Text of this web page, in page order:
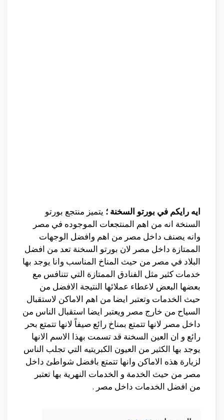
ايه رايكم في بورتو السخنة ؛ يتميز منتجع بورتو
السنخة انه من اهم المنتجعات الموجوده في مصر
وانه يصنف داخل مصر من اهم وافضل الوجهات
الممتازة داخل مصر لان بورتو السخنة تعد من افضل
البلاد في مصر من حيث المناخ المناسب وانا يوجد بها
خدمات كثير مثل الفنادق الممتازة التي تتنافس مع
بعضها البعض لاعطاء عملائها النتيجة الافضل من
حيث الخدمات وتعتبر ايضا من اهم الاماكن لاستقبال
السياح من خارج مصر ويعتبر ايضا استقبال الناس من
داخل مصر لانها تتمتع بمناخ رائع صيفاً لانها تتمتع بحر
رائع و ان العين السخنة قد تسمت بهذا الاسم الانها
يوجد بها الكثير من العيون الكبريتيه التي تجلب الناس
لزيارة هذه الاماكن وانها تتمتع بافضل شواطئ داخل
مصر من حيث الخدمة و الخدمات النهرية بها تعتبر
من افضل الخدمات داخل مصر .